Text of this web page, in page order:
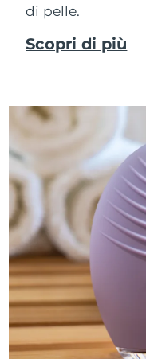
di pelle.
Scopri di più